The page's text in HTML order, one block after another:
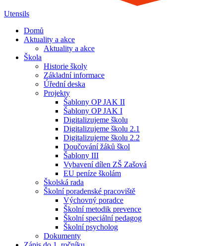
Utensils
Domů
Aktuality a akce
Aktuality a akce
Škola
Historie školy
Základní informace
Úřední deska
Projekty
Šablony OP JAK II
Šablony OP JAK I
Digitalizujeme školu
Digitalizujeme školu 2.1
Digitalizujeme školu 2.2
Doučování žáků škol
Šablony III
Vybavení dílen ZŠ Zašová
EU peníze školám
Školská rada
Školní poradenské pracoviště
Výchovný poradce
Školní metodik prevence
Školní speciální pedagog
Školní psycholog
Dokumenty